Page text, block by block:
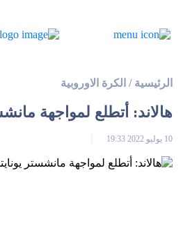
الرئيسية / الكرة الاوروبية
هالاند: أتطلع لمواجهة
10 يوليو 2022 19:33